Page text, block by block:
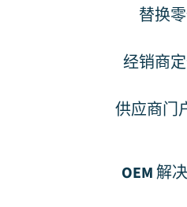
替换
经销商
供应商门
OEM 解